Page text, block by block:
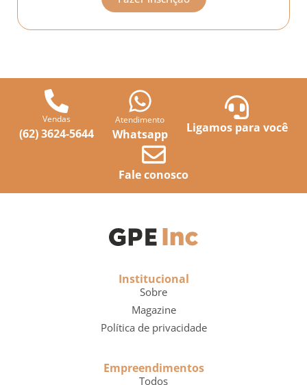
Vendas
(62) 3624-5644
Atendimento
Whatsapp Ligamos para você
Fale conosco
Institucional
Sobre
Magazine
Política de privacidade
Empreendimentos
Todos